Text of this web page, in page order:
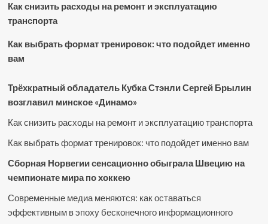
Как снизить расходы на ремонт и эксплуатацию
транспорта
Как выбрать формат тренировок: что подойдет именно
вам
Трёхкратный обладатель Кубка Стэнли Сергей Брылин
возглавил минское «Динамо»
Как снизить расходы на ремонт и эксплуатацию транспорта
Как выбрать формат тренировок: что подойдет именно вам
Сборная Норвегии сенсационно обыграла Швецию на
чемпионате мира по хоккею
Современные медиа меняются: как оставаться
эффективным в эпоху бесконечного информационного